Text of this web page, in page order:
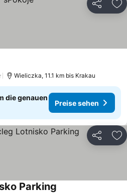
Teilen
Wieliczka, 11.1 km bis Krakau
die genauen
Preise sehen
Teilen
Parking